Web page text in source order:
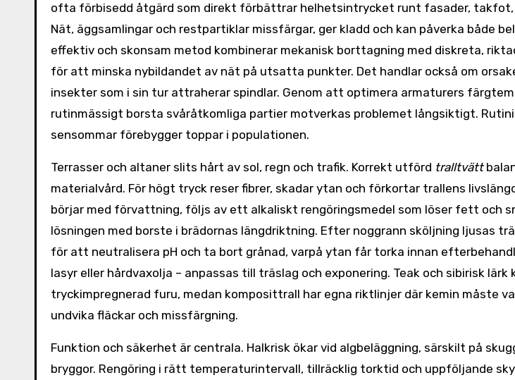
ofta förbisedd åtgärd som direkt förbättrar helhetsintrycket runt fasader, takfot,
Nät, äggsamlingar och restpartiklar missfärgar, ger kladd och kan påverka både
effektiv och skonsam metod kombinerar mekanisk borttagning med diskreta,
för att minska nybildandet av nät på utsatta punkter. Det handlar också om
insekter som i sin tur attraherar spindlar. Genom att optimera armaturers
rutinmässigt borsta svåråtkomliga partier motverkas problemet långsiktigt.
sensommar förebygger toppar i populationen.
Terrasser och altaner slits hårt av sol, regn och trafik. Korrekt utförd tralltvätt
materialvård. För högt tryck reser fibrer, skadar ytan och förkortar trallens
börjar med förvattning, följs av ett alkaliskt rengöringsmedel som löser fett och
lösningen med borste i brädornas längdriktning. Efter noggrann sköljning ljusas
för att neutralisera pH och ta bort grånad, varpå ytan får torka innan
lasyr eller hårdvaxolja – anpassas till träslag och exponering. Teak och sibirisk lärk
tryckimpregnerad furu, medan komposittrall har egna riktlinjer där kemin måste
undvika fläckar och missfärgning.
Funktion och säkerhet är centrala. Halkrisk ökar vid algbeläggning, särskilt på
bryggor. Rengöring i rätt temperaturintervall, tillräcklig torktid och uppföljande